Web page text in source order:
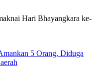
Hari Bhayangkara ke-
5 Orang, Diduga